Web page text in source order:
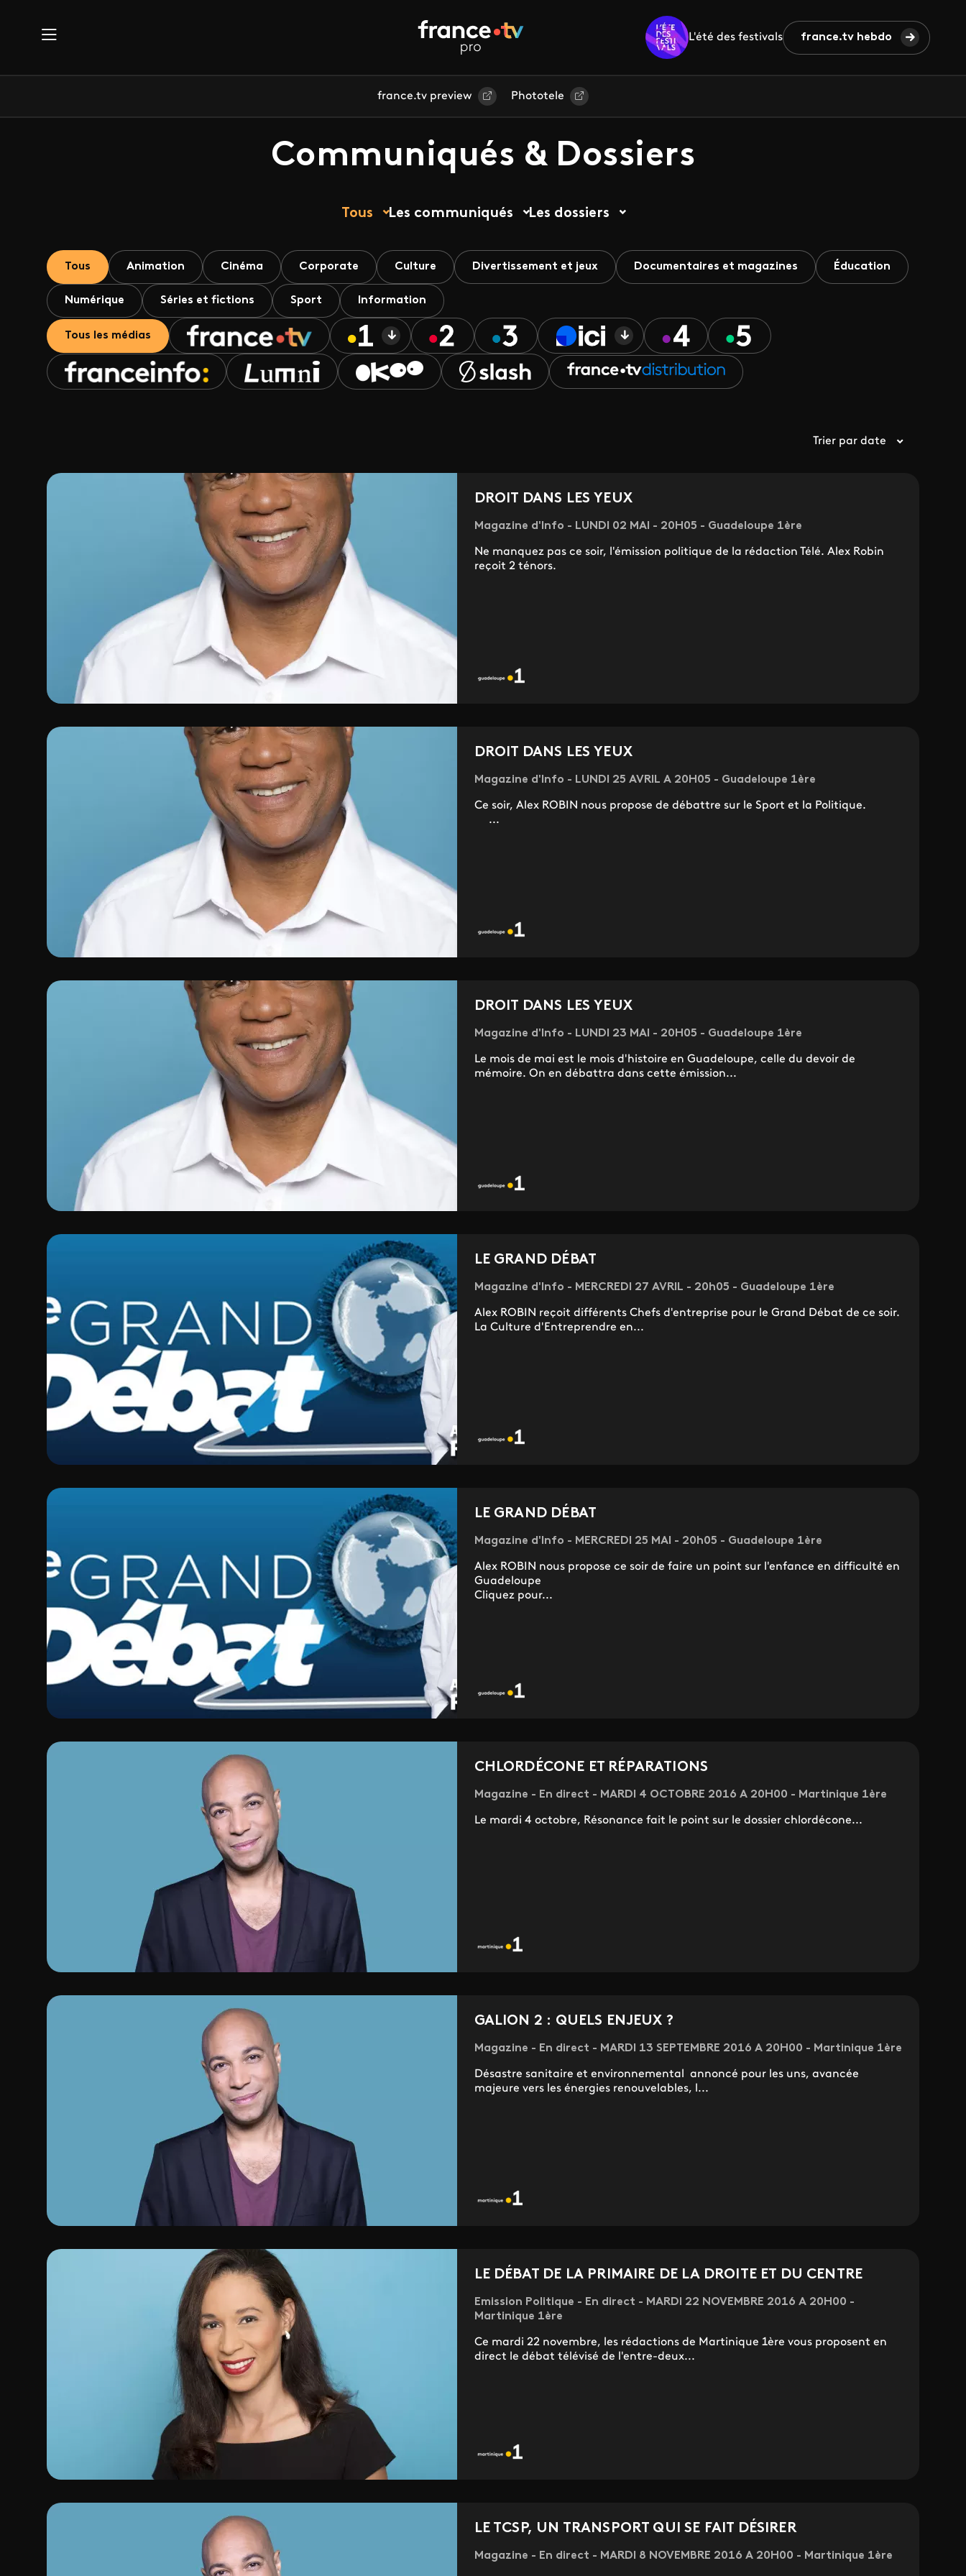
L'été des festivals france.tv hebdo
france.tv preview Phototele
Communiqués & Dossiers
Tous Les communiqués Les dossiers
Tous Animation Cinéma Corporate Culture Divertissement et jeux Documentaires et magazines Éducation
Numérique Séries et fictions Sport Information
Tous les médias
Trier par date
DROIT DANS LES YEUX
Magazine d'Info - LUNDI 02 MAI - 20H05 - Guadeloupe 1ère
Ne manquez pas ce soir, l'émission politique de la rédaction Télé. Alex Robin
reçoit 2 ténors.
DROIT DANS LES YEUX
Magazine d'Info - LUNDI 25 AVRIL A 20H05 - Guadeloupe 1ère
Ce soir, Alex ROBIN nous propose de débattre sur le Sport et la Politique.
...
DROIT DANS LES YEUX
Magazine d'Info - LUNDI 23 MAI - 20H05 - Guadeloupe 1ère
Le mois de mai est le mois d'histoire en Guadeloupe, celle du devoir de
mémoire. On en débattra dans cette émission...
LE GRAND DÉBAT
Magazine d'Info - MERCREDI 27 AVRIL - 20h05 - Guadeloupe 1ère
Alex ROBIN reçoit différents Chefs d'entreprise pour le Grand Débat de ce soir.
La Culture d'Entreprendre en...
LE GRAND DÉBAT
Magazine d'Info - MERCREDI 25 MAI - 20h05 - Guadeloupe 1ère
Alex ROBIN nous propose ce soir de faire un point sur l'enfance en difficulté en
Guadeloupe
Cliquez pour...
CHLORDÉCONE ET RÉPARATIONS
Magazine - En direct - MARDI 4 OCTOBRE 2016 A 20H00 - Martinique 1ère
Le mardi 4 octobre, Résonance fait le point sur le dossier chlordécone...
GALION 2 : QUELS ENJEUX ?
Magazine - En direct - MARDI 13 SEPTEMBRE 2016 A 20H00 - Martinique 1ère
Désastre sanitaire et environnemental annoncé pour les uns, avancée
majeure vers les énergies renouvelables, l...
LE DÉBAT DE LA PRIMAIRE DE LA DROITE ET DU CENTRE
Emission Politique - En direct - MARDI 22 NOVEMBRE 2016 A 20H00 -
Martinique 1ère
Ce mardi 22 novembre, les rédactions de Martinique 1ère vous proposent en
direct le débat télévisé de l'entre-deux...
LE TCSP, UN TRANSPORT QUI SE FAIT DÉSIRER
Magazine - En direct - MARDI 8 NOVEMBRE 2016 A 20H00 - Martinique 1ère